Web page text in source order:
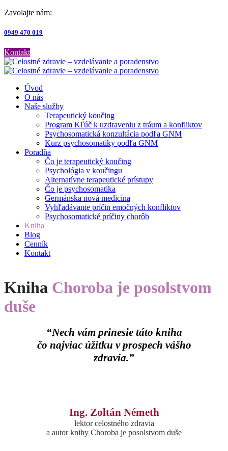
Zavolajte nám:
0949 470 019
Kontakt
Úvod
O nás
Naše služby
Terapeutický koučing
Program Kľúč k uzdraveniu z tráum a konfliktov
Psychosomatická konzultácia podľa GNM
Kurz psychosomatiky podľa GNM
Poradňa
Čo je terapeutický koučing
Psychológia v koučingu
Alternatívne terapeutické prístupy
Čo je psychosomatika
Germánska nová medicína
Vyhľadávanie príčin emočných konfliktov
Psychosomatické príčiny chorôb
Kniha
Blog
Cenník
Kontakt
Kniha Choroba je posolstvom
duše
“Nech vám prinesie táto kniha
čo najviac úžitku v prospech vášho
zdravia.”
Ing. Zoltán Németh
lektor celostného zdravia
a autor knihy Choroba je posolstvom duše